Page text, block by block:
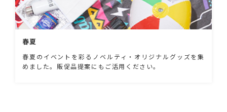
春夏
春夏のイベントを彩るノベルティ・オリジナルグッズを集
めました。販促品提案にもご活用ください。